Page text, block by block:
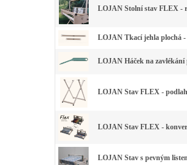
LOJAN Stolní stav FLEX -
LOJAN Tkací jehla plochá
LOJAN Háček na
LOJAN Stav FLEX -
LOJAN Stav FLEX -
LOJAN Stav s pevným